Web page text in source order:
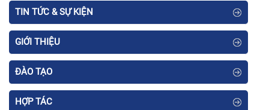
TIN TỨC & SỰ KIỆN
GIỚI THIỆU
ĐÀO TẠO
HỢP TÁC